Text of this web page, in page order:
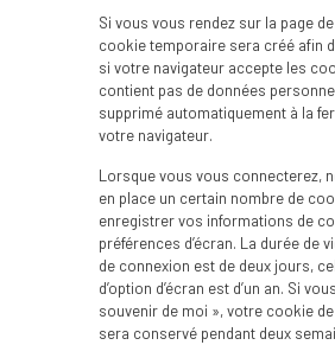
Si vous vous rendez sur la page
cookie temporaire sera créé afin
si votre navigateur accepte les
contient pas de données
supprimé automatiquement à la
votre navigateur.
Lorsque vous vous connecterez,
en place un certain nombre de
enregistrer vos informations de
préférences d’écran. La durée de
de connexion est de deux jours,
d’option d’écran est d’un an. Si
souvenir de moi », votre cookie
sera conservé pendant deux